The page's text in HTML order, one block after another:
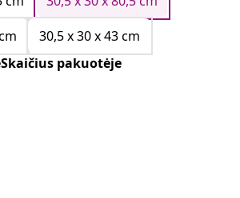
30,5 x 30 x 43 cm
pakuotėje